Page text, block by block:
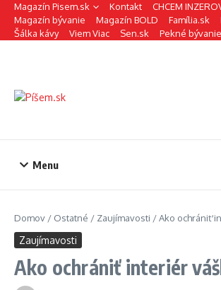
Preskočiť na obsah
Magazín Pisem.sk Kontakt
CHCEM
Magazín bývanie
Magazín BOLD Família.sk
Šálka kávy
Viem Viac Sen.sk Pekné
Menu
Domov / Ostatné / Zaujímavosti /Ako ochrániť
Zaujímavosti
Ako ochrániť interiér